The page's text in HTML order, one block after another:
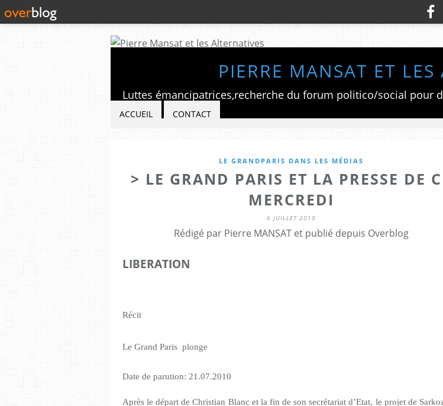
PIERRE MANSAT ET LES
ACCUEIL CONTACT
LE GRANDPARIS DANS LES MÉDIAS
> LE GRAND PARIS ET LA PRESSE DE
MERCREDI
6 JUILLET 2010
Rédigé par Pierre MANSAT et publié depuis Overblog
LIBERATION
Récit
Le Grand Paris plonge
Date de parution: 21.07.2010
Après le départ de Christian Blanc et la fin de son secrétariat d’Etat, le projet de